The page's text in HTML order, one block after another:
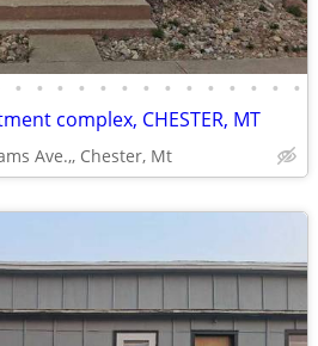
• • • • • • • • • • • • • •
complex, CHESTER, MT
Ave.,, Chester, Mt